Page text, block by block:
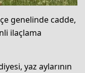
genelinde cadde,
ilaçlama
yaz aylarının